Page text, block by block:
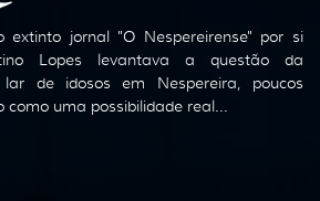
extinto jornal "O Nespereirense" por si
Lopes levantava a questão da
de idosos em Nespereira, poucos
como uma possibilidade real...